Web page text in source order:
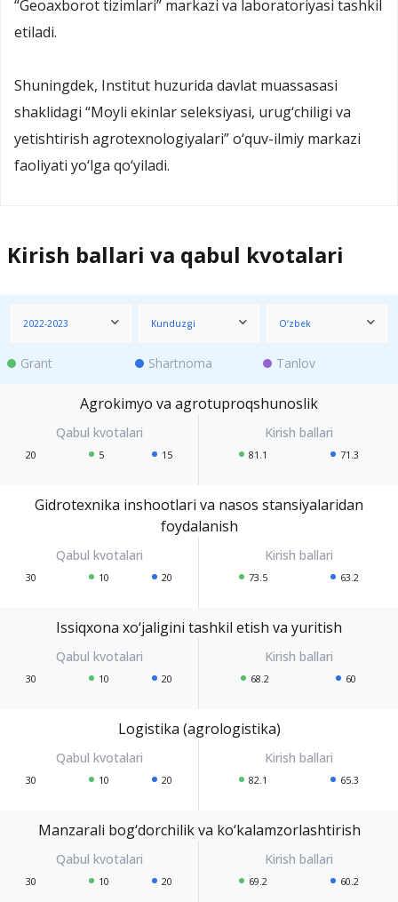
“Geoaxborot tizimlari” markazi va laboratoriyasi tashkil
etiladi.
Shuningdek, Institut huzurida davlat muassasasi
shaklidagi “Moyli ekinlar seleksiyasi, urug‘chiligi va
yetishtirish agrotexnologiyalari” o‘quv-ilmiy markazi
faoliyati yo‘lga qo‘yiladi.
Kirish ballari va qabul kvotalari
2022-2023 Kunduzgi O‘zbek
Grant Shartnoma Tanlov
Agrokimyo va agrotuproqshunoslik
20 5 15 81.1 71.3
Gidrotexnika inshootlari va nasos stansiyalaridan
foydalanish
30 10 20 73.5 63.2
Issiqxona xo‘jaligini tashkil etish va yuritish
30 10 20 68.2 60
Logistika (agrologistika)
30 10 20 82.1 65.3
Manzarali bog‘dorchilik va ko‘kalamzorlashtirish
30 10 20 69.2 60.2